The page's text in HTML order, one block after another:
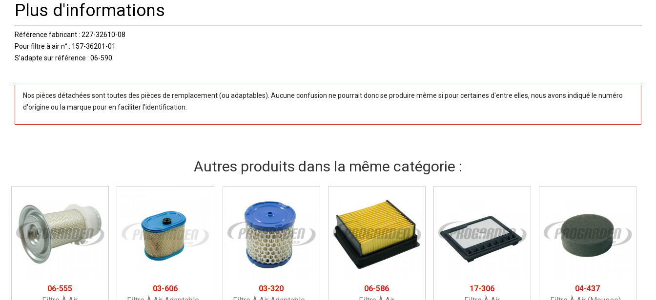
Plus d'informations
Référence fabricant : 227-32610-08
Pour filtre à air n° : 157-36201-01
S'adapte sur référence : 06-590
Nos pièces détachées sont toutes des pièces de remplacement (ou adaptables). Aucune confusion ne pourrait donc se produire même si pour certaines d'entre elles, nous avons indiqué le numéro
d'origine ou la marque pour en faciliter l'identification.
Autres produits dans la même catégorie :
06-555
03-606
03-320
06-586
17-306
04-437